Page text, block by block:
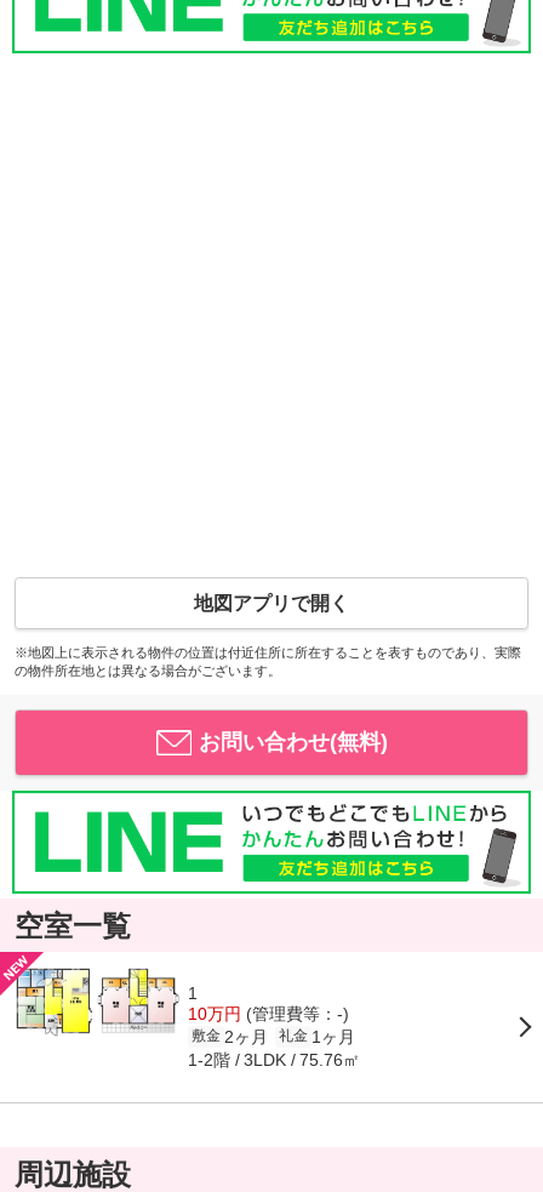
地図アプリで開く
※地図上に表示される物件の位置は付近住所に所在することを表すものであり、実際
の物件所在地とは異なる場合がございます。
お問い合わせ(無料)
空室一覧
1
10万円 (管理費等：-)
敷金 2ヶ月 礼金 1ヶ月
1-2階 3LDK 75.76㎡
周辺施設